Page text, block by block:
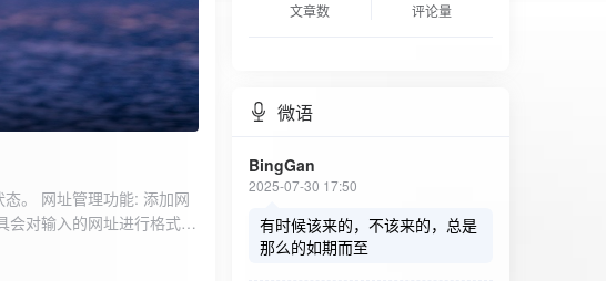
。 网址管理功能: 添加网
会对输入的网址进行格式验
文章数 评论量
微语
BingGan
2025-07-30 17:50
有时候该来的，不该来的，总是
那么的如期而至